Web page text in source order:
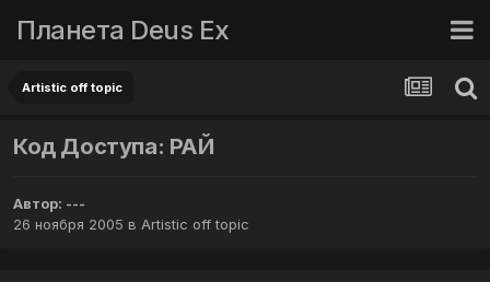
Планета Deus Ex
Artistic off topic
Код Доступа: РАЙ
Автор: ---
26 ноября 2005 в Artistic off topic